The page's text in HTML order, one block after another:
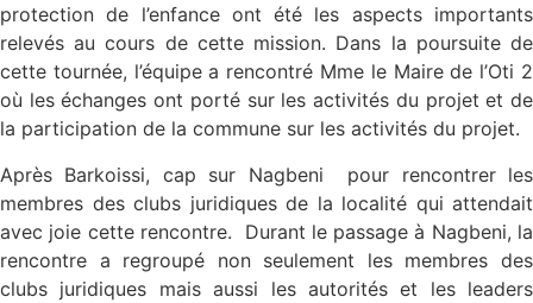
protection de l’enfance ont été les aspects importants
relevés au cours de cette mission. Dans la poursuite de
cette tournée, l’équipe a rencontré Mme le Maire de l’Oti 2
où les échanges ont porté sur les activités du projet et de
la participation de la commune sur les activités du projet.
Après Barkoissi, cap sur Nagbeni pour rencontrer les
membres des clubs juridiques de la localité qui attendait
avec joie cette rencontre. Durant le passage à Nagbeni, la
rencontre a regroupé non seulement les membres des
clubs juridiques mais aussi les autorités et les leaders